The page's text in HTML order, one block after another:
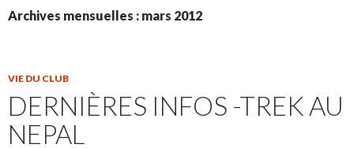
Archives mensuelles : mars 2012
VIE DU CLUB
DERNIÈRES INFOS -TREK AU
NEPAL